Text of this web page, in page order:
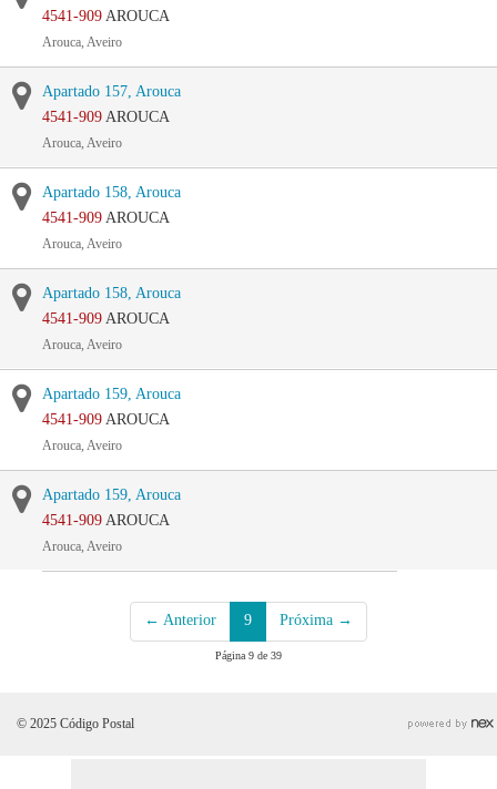
4541-909 AROUCA
Arouca, Aveiro
Apartado 157, Arouca
4541-909 AROUCA
Arouca, Aveiro
Apartado 158, Arouca
4541-909 AROUCA
Arouca, Aveiro
Apartado 158, Arouca
4541-909 AROUCA
Arouca, Aveiro
Apartado 159, Arouca
4541-909 AROUCA
Arouca, Aveiro
Apartado 159, Arouca
4541-909 AROUCA
Arouca, Aveiro
← Anterior 9 Próxima →
Página 9 de 39
© 2025 Código Postal